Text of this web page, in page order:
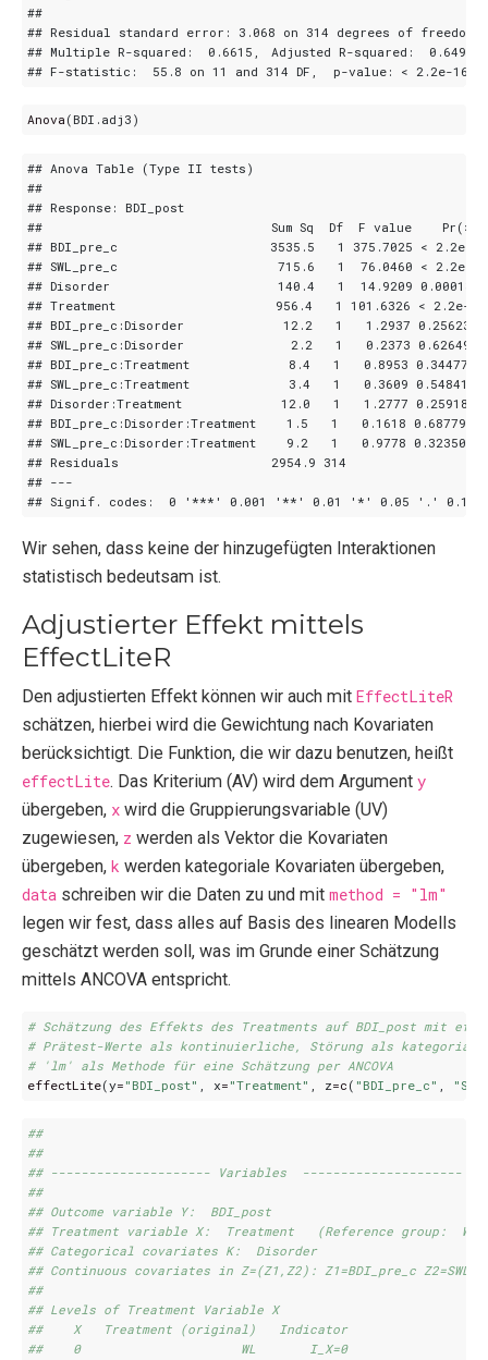
Anova ( BDI.adj3 )
Wir sehen, dass keine der hinzugefügten Interaktionen
statistisch bedeutsam ist.
Adjustierter Effekt mittels
EffectLiteR
Den adjustierten Effekt können wir auch mit EffectLiteR
schätzen, hierbei wird die Gewichtung nach Kovariaten
berücksichtigt. Die Funktion, die wir dazu benutzen, heißt
effectLite. Das Kriterium (AV) wird dem Argument y
übergeben, x wird die Gruppierungsvariable (UV)
zugewiesen, z werden als Vektor die Kovariaten
übergeben, k werden kategoriale Kovariaten übergeben,
data schreiben wir die Daten zu und mit method = "lm"
legen wir fest, dass alles auf Basis des linearen Modells
geschätzt werden soll, was im Grunde einer Schätzung
mittels ANCOVA entspricht.
# Schätzung des Effekts des Treatments auf BDI_post mit
# Prätest-Werte als kontinuierliche, Störung als kategoriale
# 'lm' als Methode für eine Schätzung per ANCOVA
effectLite(y= "BDI_post" , x= "Treatment" , z=c ( "BDI_pre_c" ,
##
##
## --------------------- Variables  ---------------------
##
## Outcome variable Y:  BDI_post
## Treatment variable X:  Treatment   (Reference group:  WL)
## Categorical covariates K:  Disorder
## Continuous covariates in Z=(Z1,Z2): Z1=BDI_pre_c
##
## Levels of Treatment Variable X
##    X   Treatment (original)   Indicator
##    0                     WL       I_X=0